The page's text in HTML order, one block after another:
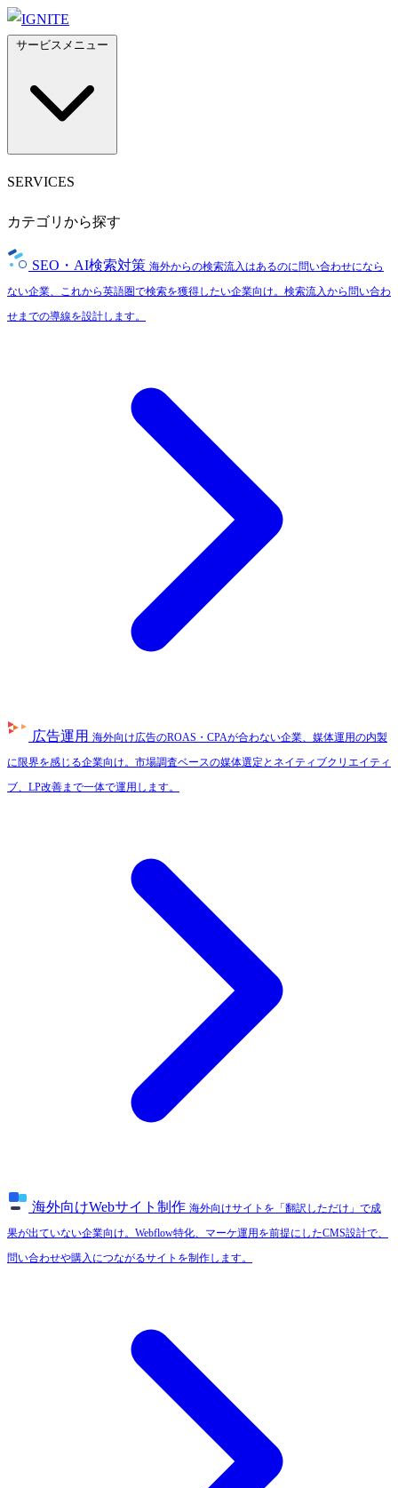
SERVICES
カテゴリから探す
SEO・AI検索対策 海外からの検索流入はあるのに問い合わせになら
ない企業、これから英語圏で検索を獲得したい企業向け。検索流入から問い合わ
せまでの導線を設計します。
広告運用 海外向け広告のROAS・CPAが合わない企業、媒体運用の内製
に限界を感じる企業向け。市場調査ベースの媒体選定とネイティブクリエイティ
ブ、LP改善まで一体で運用します。
海外向けWebサイト制作 海外向けサイトを「翻訳しただけ」で成
果が出ていない企業向け。Webflow特化、マーケ運用を前提にしたCMS設計で、
問い合わせや購入につながるサイトを制作します。